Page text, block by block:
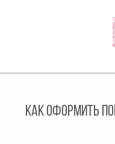
КАК ОФОРМИТЬ